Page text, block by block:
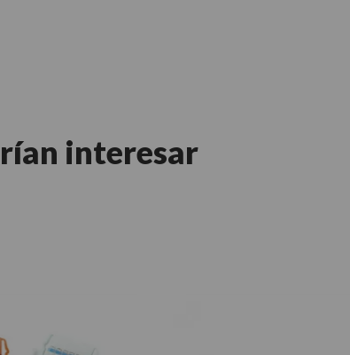
interesar